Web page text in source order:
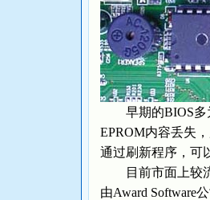
早期的BIOS多为
EPROM内容丢失
通过刷新程序，可
目前市面上较流
由Award Software